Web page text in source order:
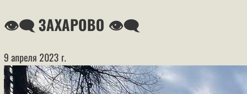
👁‍🗨 ЗАХАРОВО 👁‍🗨
9 апреля 2023 г.